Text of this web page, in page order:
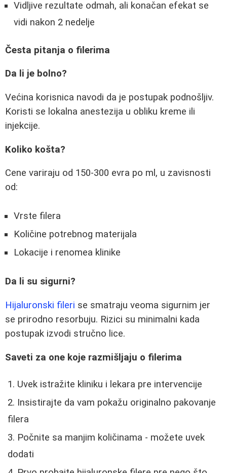
Vidljive rezultate odmah, ali konačan efekat se
vidi nakon 2 nedelje
Česta pitanja o filerima
Da li je bolno?
Većina korisnica navodi da je postupak podnošljiv.
Koristi se lokalna anestezija u obliku kreme ili
injekcije.
Koliko košta?
Cene variraju od 150-300 evra po ml, u zavisnosti
od:
Vrste filera
Količine potrebnog materijala
Lokacije i renomea klinike
Da li su sigurni?
Hijaluronski fileri se smatraju veoma sigurnim jer
se prirodno resorbuju. Rizici su minimalni kada
postupak izvodi stručno lice.
Saveti za one koje razmišljaju o filerima
Uvek istražite kliniku i lekara pre intervencije
Insistirajte da vam pokažu originalno pakovanje
filera
Počnite sa manjim količinama - možete uvek
dodati